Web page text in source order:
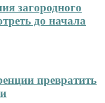
загородного
до начала
превратить